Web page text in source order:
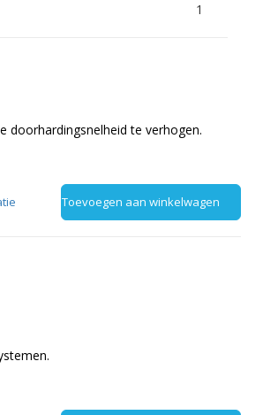
1
doorhardingsnelheid te verhogen.
Toevoegen aan winkelwagen